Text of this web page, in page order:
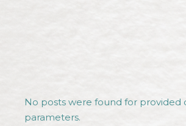
No posts were found for provided
parameters.